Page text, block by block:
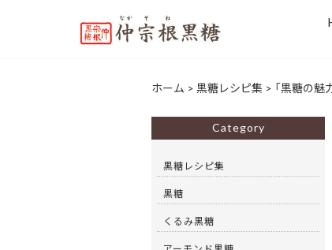
ホーム > 黒糖レシピ集 > 「黒糖の魅
Category
黒糖レシピ集
黒糖
くるみ黒糖